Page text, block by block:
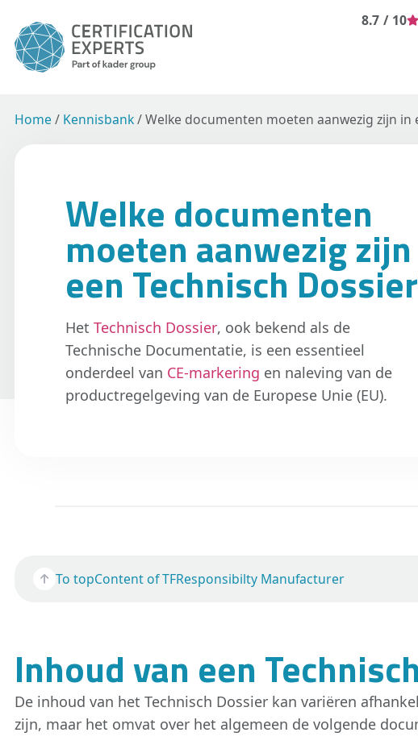
8.7 / 10
Home / Kennisbank/Welke documenten moeten aanwezig zijn in
Welke documenten
moeten aanwezig
een Technisch
Het Technisch Dossier, ook bekend als de
Technische Documentatie, is een essentieel
onderdeel van CE-markering en naleving van de
productregelgeving van de Europese Unie (EU).
To topContent of TFResponsibilty Manufacturer
Inhoud van een
De inhoud van het Technisch Dossier kan variëren
zijn, maar het omvat over het algemeen de volgende